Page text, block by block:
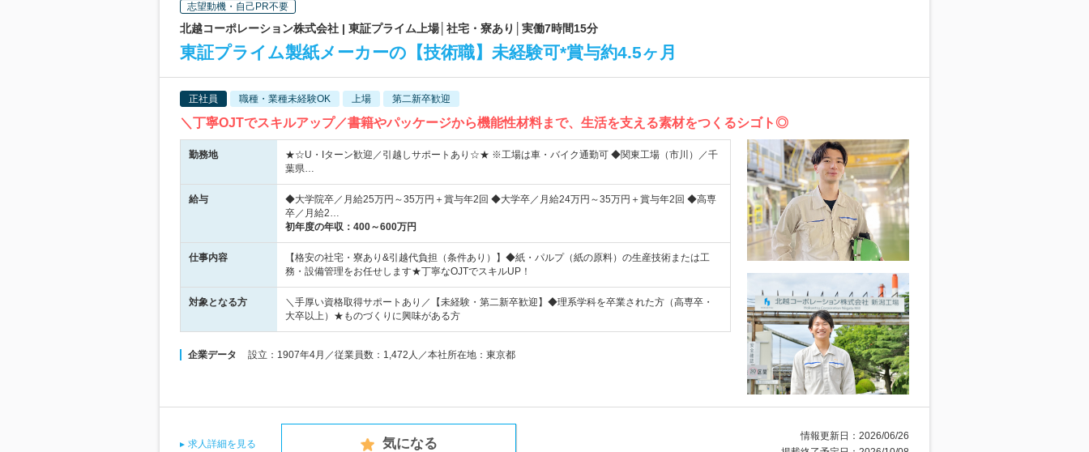
志望動機・自己PR不要
北越コーポレーション株式会社 | 東証プライム上場│社宅・寮あり│実働7時間15分
東証プライム製紙メーカーの【技術職】未経験可*賞与約4.5ヶ月
正社員 職種・業種未経験OK 上場 第二新卒歓迎
＼丁寧OJTでスキルアップ／書籍やパッケージから機能性材料まで、生活を支える素材をつくるシゴト◎
勤務地
★☆U・Iターン歓迎／引越しサポートあり☆★ ※工場は車・バイク通勤可 ◆関東工場（市川）／千
葉県…
給与
◆大学院卒／月給25万円～35万円＋賞与年2回 ◆大学卒／月給24万円～35万円＋賞与年2回 ◆高専
卒／月給2…
初年度の年収： 400～600万円
仕事内容
【格安の社宅・寮あり&引越代負担（条件あり）】◆紙・パルプ（紙の原料）の生産技術または工
務・設備管理をお任せします★丁寧なOJTでスキルUP！
対象となる方
＼手厚い資格取得サポートあり／【未経験・第二新卒歓迎】◆理系学科を卒業された方（高専卒・
大卒以上）★ものづくりに興味がある方
企業データ 設立：1907年4月／従業員数：1,472人／本社所在地：東京都
求人詳細を見る 気になる
情報更新日：2026/06/26